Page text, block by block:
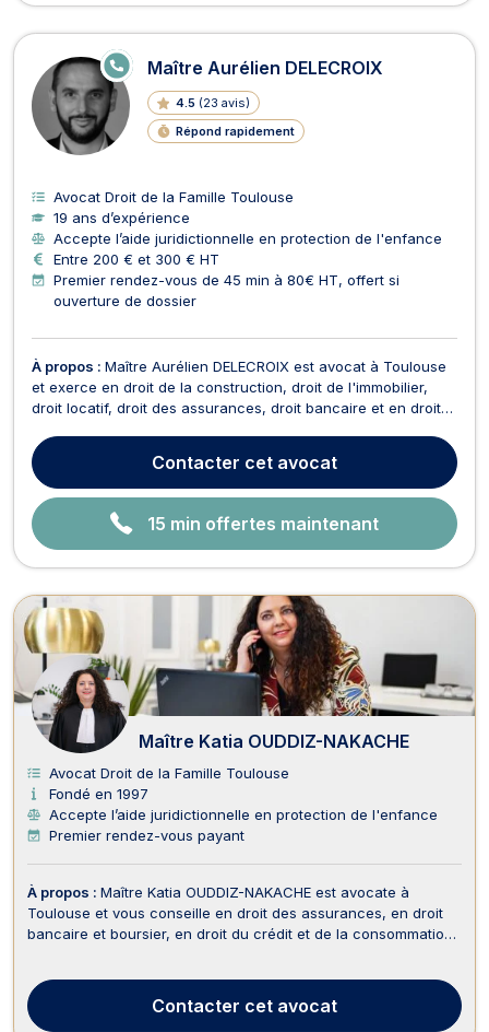
Maître Aurélien DELECROIX
4.5 (23 avis)
Répond rapidement
E
N
LI
G
E
Avocat Droit de la Famille Toulouse
19 ans d’expérience
Accepte l’aide juridictionnelle en protection de l'enfance
Entre 200 € et 300 € HT
Premier rendez-vous de 45 min à 80€ HT, offert si
ouverture de dossier
À propos : Maître Aurélien DELECROIX est avocat à Toulouse
et exerce en droit de la construction, droit de l'immobilier,
droit locatif, droit des assurances, droit bancaire et en droit
construction pour toutes problématiques liées aux retards de
livraison, aux malfaçons, au crédit-...
Contacter cet avocat
15 min offertes maintenant
Maître Katia OUDDIZ-NAKACHE
Avocat Droit de la Famille Toulouse
Fondé en 1997
Accepte l’aide juridictionnelle en protection de l'enfance
Premier rendez-vous payant
À propos : Maître Katia OUDDIZ-NAKACHE est avocate à
Toulouse et vous conseille en droit des assurances, en droit
bancaire et boursier, en droit du crédit et de la consommation,
droit du travail. Maître OUDDIZ-...
Contacter cet avocat